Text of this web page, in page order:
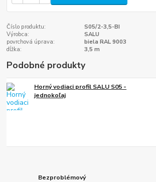
Číslo produktu:
S05/2-3,5-BI
Výrobca:
SALU
povrchová úprava:
biela RAL 9003
dĺžka:
3,5 m
Podobné produkty
Horný vodiaci profil SALU S05 -
jednokoľaj
Bezproblémový